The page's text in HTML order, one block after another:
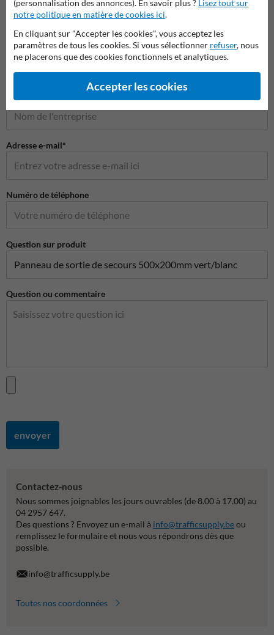
Poser votre question à Panneausecurite.be
Nom*
Adresse e-mail*
Numéro de téléphone
Question sur produit
Question ou commentaire
envoyer
Contactez-nous
Nous sommes joignables les jours ouvrables (de 8.00 à 17.00) au
04 2957 647.
Des questions ? Envoyez un e-mail à info@trafficsupply.beou
remplissez le formulaire et nous vous répondrons dès que
possible.
info@trafficsupply.be
Toutes nos coordonnées
(personnalisation des annonces). En savoir plus ? Lisez tout sur
notre politique en matière de cookies ici.
En cliquant sur "Accepter les cookies", vous acceptez les
paramètres de tous les cookies. Si vous sélectionner refuser, nous
ne placerons que des cookies fonctionnels et analytiques.
Accepter les cookies